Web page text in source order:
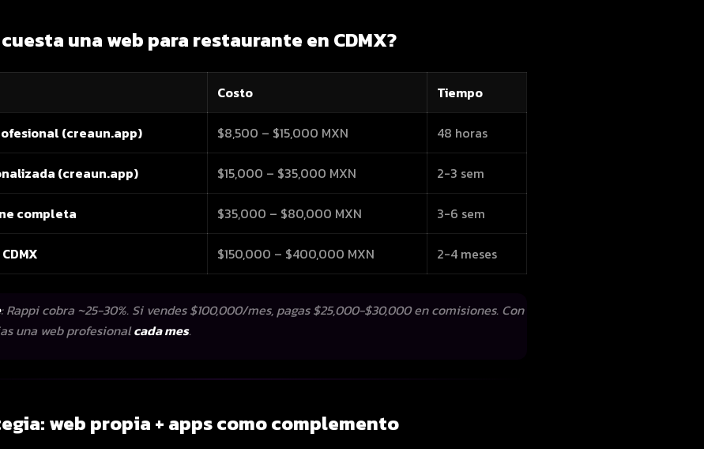
una web para restaurante en CDMX?
Costo Tiempo
(creaun.app) $8,500 – $15,000 MXN 48 horas
(creaun.app) $15,000 – $35,000 MXN 2-3 sem
completa $35,000 – $80,000 MXN 3-6 sem
$150,000 – $400,000 MXN 2-4 meses
: Rappi cobra ~25-30%. Si vendes $100,000/mes, pagas $25,000-$30,000 en comisiones. Con
una web profesionalcada mes.
web propia + apps como complemento